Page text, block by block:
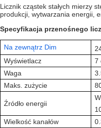
Licznik cząstek stałych mierzy
produkcji, wytwarzania energii,
Specyfikacja przenośnego
Na zewnątrz Dim
Wyświetlacz
7
Waga
Maks. zużycie
Źródło energii
Wielkość kanałów